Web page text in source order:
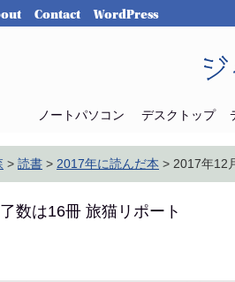
Contact WordPress
ノートパソコン デスクトップ
> 読書 > 2017年に読んだ本 > 2017年12
数は16冊 旅猫リポート